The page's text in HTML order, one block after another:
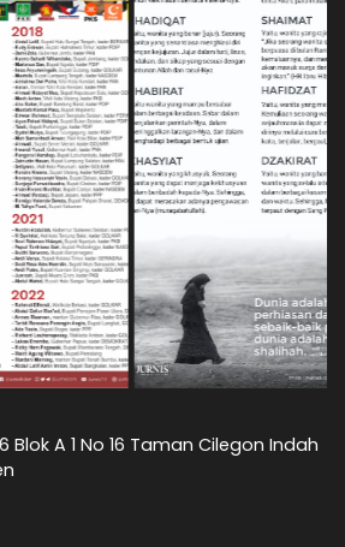
Blok A 1 No 16 Taman Cilegon Indah